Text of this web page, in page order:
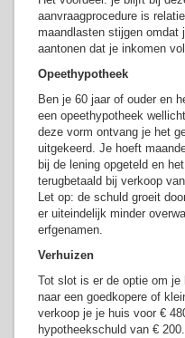
aanvraagprocedure is
maandlasten stijgen omdat
aantonen dat je inkomen
Opeethypotheek
Ben je 60 jaar of ouder en
een opeethypotheek
deze vorm ontvang je het
uitgekeerd. Je hoeft
bij de lening opgeteld en
terugbetaald bij verkoop
Let op: de schuld groeit
er uiteindelijk minder
erfgenamen.
Verhuizen
Tot slot is er de optie om
naar een goedkopere of
verkoop je je huis voor €
hypotheekschuld van €